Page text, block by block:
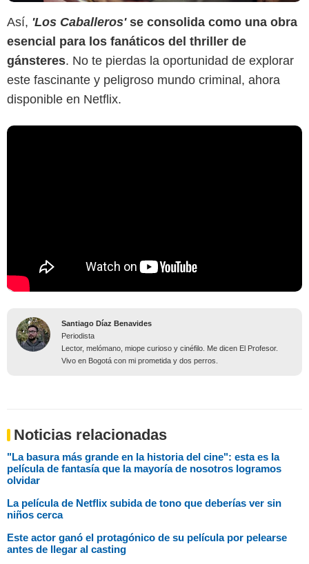
Así, 'Los Caballeros' se consolida como una obra
esencial para los fanáticos del thriller de
gánsteres. No te pierdas la oportunidad de explorar
este fascinante y peligroso mundo criminal, ahora
disponible en Netflix.
Santiago Díaz Benavides
Periodista
Lector, melómano, miope curioso y cinéfilo. Me dicen El Profesor.
Vivo en Bogotá con mi prometida y dos perros.
Noticias relacionadas
"La basura más grande en la historia del cine": esta es la
película de fantasía que la mayoría de nosotros logramos
olvidar
La película de Netflix subida de tono que deberías ver sin
niños cerca
Este actor ganó el protagónico de su película por pelearse
antes de llegar al casting